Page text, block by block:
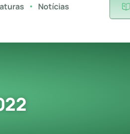
Notícias